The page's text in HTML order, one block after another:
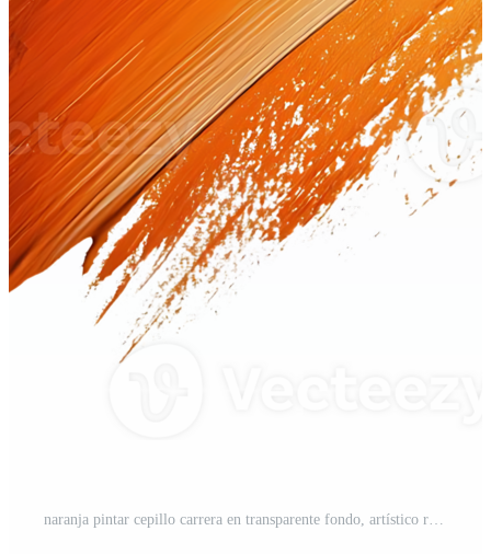
naranja pintar cepillo carrera en transparente fondo, artístico resumen diseño elemento para gráfico diseño PNG Pro